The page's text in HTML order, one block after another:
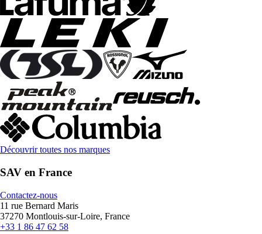
Découvrir toutes nos marques
SAV en France
Contactez-nous
11 rue Bernard Maris
37270 Montlouis-sur-Loire, France
+33 1 86 47 62 58